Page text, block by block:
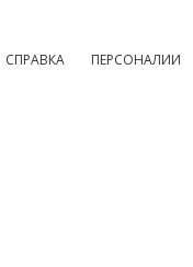
СПРАВКА ПЕРСОНАЛИИ